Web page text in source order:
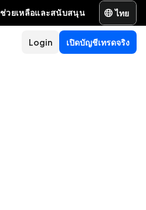
ช่วยเหลือและสนับสนุน ไทย
เปิดบัญชีเทรดจริง
Login